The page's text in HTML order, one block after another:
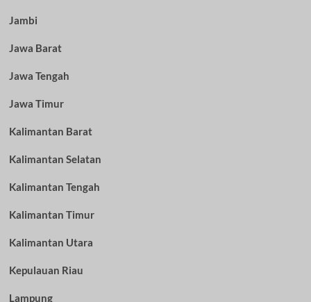
Jambi
Jawa Barat
Jawa Tengah
Jawa Timur
Kalimantan Barat
Kalimantan Selatan
Kalimantan Tengah
Kalimantan Timur
Kalimantan Utara
Kepulauan Riau
Lampung